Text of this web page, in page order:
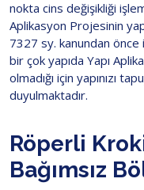
nokta cins değişikliği
Aplikasyon Projesinin
7327 sy. kanundan önce
bir çok yapıda Yapı
olmadığı için yapınızı
duyulmaktadır.
Röperli
Bağımsız